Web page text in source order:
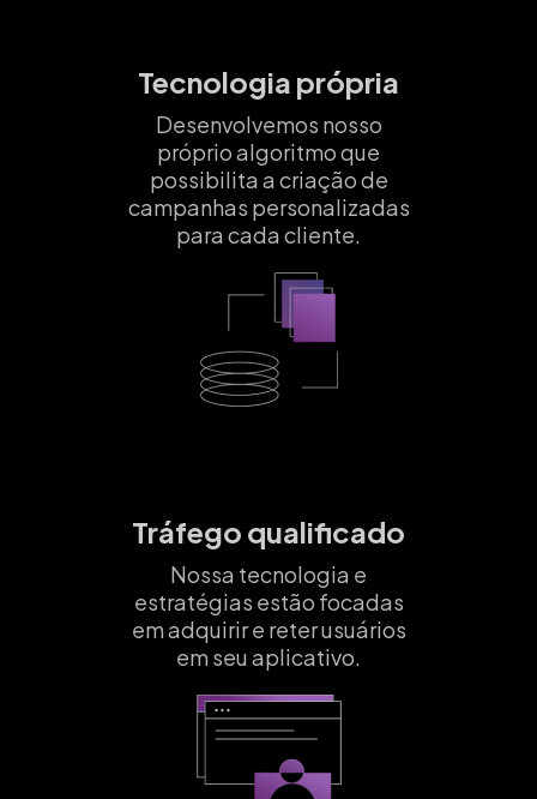
Tecnologia própria
Desenvolvemos nosso
próprio algoritmo que
possibilita a criação de
campanhas personalizadas
para cada cliente.
Tráfego qualificado
Nossa tecnologia e
estratégias estão focadas
em adquirir e reter usuários
em seu aplicativo.